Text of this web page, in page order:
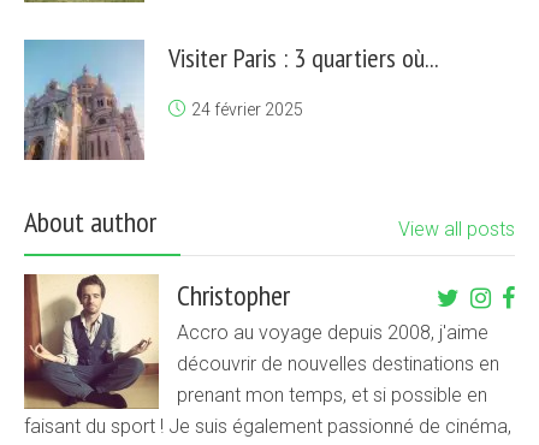
Visiter Paris : 3 quartiers où...
24 février 2025
About author View all posts
Christopher
Accro au voyage depuis 2008, j'aime
découvrir de nouvelles destinations en
prenant mon temps, et si possible en
faisant du sport ! Je suis également passionné de cinéma,